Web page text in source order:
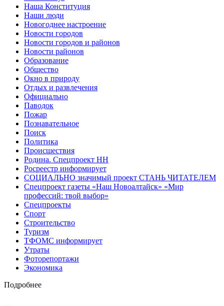
Наша Конституция
Наши люди
Новогоднее настроение
Новости городов
Новости городов и районов
Новости районов
Образование
Общество
Окно в природу
Отдых и развлечения
Официально
Паводок
Пожар
Познавательное
Поиск
Политика
Происшествия
Родина. Спецпроект НН
Росреестр информирует
СОЦИАЛЬНО значимый проект СТАНЬ ЧИТАТЕЛЕМ
Спецпроект газеты «Наш Новоалтайск» «Мир
профессий: твой выбор»
Спецпроекты
Спорт
Строительство
Туризм
ТФОМС информирует
Утраты
Фоторепортажи
Экономика
Подробнее